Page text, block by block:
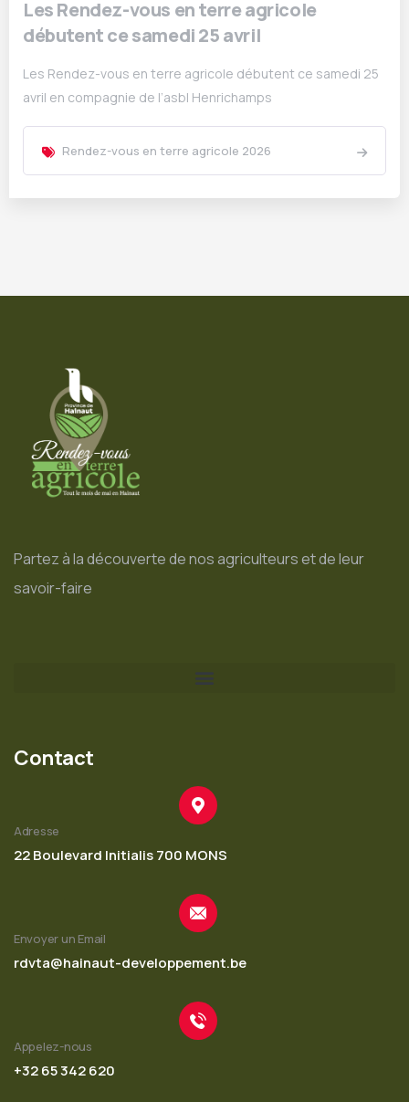
Les Rendez-vous en terre agricole
débutent ce samedi 25 avril
Les Rendez-vous en terre agricole débutent ce samedi 25
avril en compagnie de l’asbl Henrichamps
Rendez-vous en terre agricole 2026
Partez à la découverte de nos agriculteurs et de leur
savoir-faire
Contact
Adresse
22 Boulevard Initialis 700 MONS
Envoyer un Email
rdvta@hainaut-developpement.be
Appelez-nous
+32 65 342 620